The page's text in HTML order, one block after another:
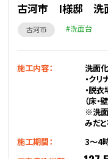
古河市 I様邸 洗
古河市 洗面台
施工内容：
洗面
・ク
・脱
（床・壁
※洗面
みだ
施工期間：
3～4